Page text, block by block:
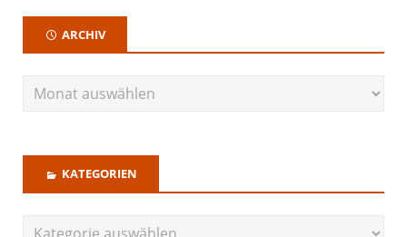
ARCHIV
KATEGORIEN